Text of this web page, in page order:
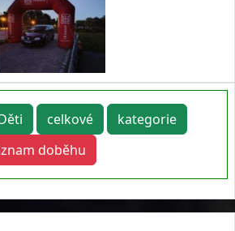
celkové
kategorie
doběhu